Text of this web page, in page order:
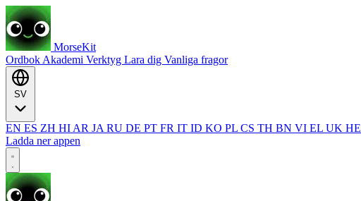
MorseKit
Ordbok Akademi Verktyg Lara dig Vanliga fragor
EN ES ZH HI AR JA RU DE PT FR IT ID KO PL CS TH BN VI EL UK HE
Ladda ner appen